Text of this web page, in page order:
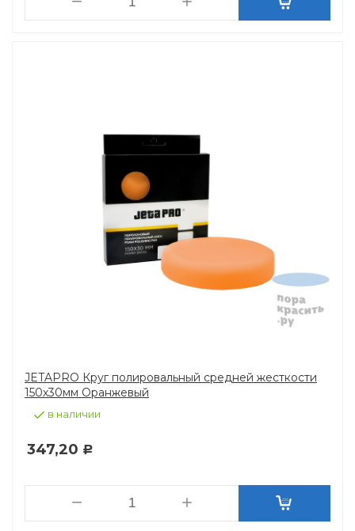
JETAPRO Круг полировальный средней жесткости
150х30мм Оранжевый
в наличии
347,20 Р